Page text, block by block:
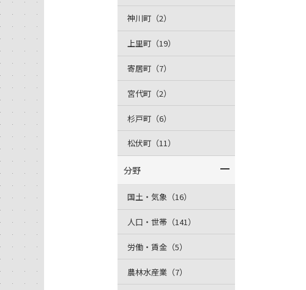
神川町（2）
上里町（19）
寄居町（7）
宮代町（2）
杉戸町（6）
松伏町（11）
分野
国土・気象（16）
人口・世帯（141）
労働・賃金（5）
農林水産業（7）